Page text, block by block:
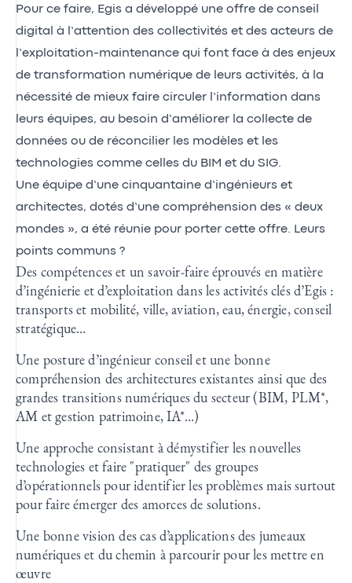
Pour ce faire, Egis a développé une offre de conseil
digital à l’attention des collectivités et des acteurs de
l’exploitation-maintenance qui font face à des enjeux
de transformation numérique de leurs activités, à la
nécessité de mieux faire circuler l’information dans
leurs équipes, au besoin d’améliorer la collecte de
données ou de réconcilier les modèles et les
technologies comme celles du BIM et du SIG.
Une équipe d’une cinquantaine d’ingénieurs et
architectes, dotés d’une compréhension des « deux
mondes », a été réunie pour porter cette offre. Leurs
points communs ?
Des compétences et un savoir-faire éprouvés en matière
d’ingénierie et d’exploitation dans les activités clés d’Egis :
transports et mobilité, ville, aviation, eau, énergie, conseil
stratégique…
Une posture d’ingénieur conseil et une bonne
compréhension des architectures existantes ainsi que des
grandes transitions numériques du secteur (BIM, PLM*,
AM et gestion patrimoine, IA*...)
Une approche consistant à démystifier les nouvelles
technologies et faire "pratiquer" des groupes
d’opérationnels pour identifier les problèmes mais surtout
pour faire émerger des amorces de solutions.
Une bonne vision des cas d’applications des jumeaux
numériques et du chemin à parcourir pour les mettre en
œuvre